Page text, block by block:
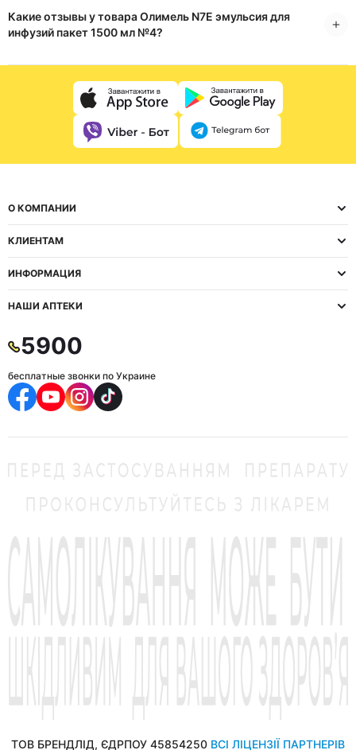
Какие отзывы у товара Олимель N7E эмульсия для
инфузий пакет 1500 мл №4?
О КОМПАНИИ
КЛИЕНТАМ
ИНФОРМАЦИЯ
НАШИ АПТЕКИ
5900
бесплатные звонки по Украине
ТОВ БРЕНДЛІД, ЄДРПОУ 45854250 ВСІ ЛІЦЕНЗІЇ ПАРТНЕРІВ